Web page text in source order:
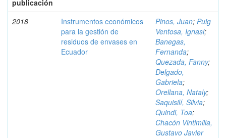
publicación
2018
Instrumentos económicos
para la gestión de
residuos de envases en
Ecuador
Pinos, Juan; Puig
Ventosa, Ignasi;
Banegas,
Fernanda;
Quezada, Fanny;
Delgado,
Gabriela;
Orellana, Nataly;
Saquisilí, Silvia;
Quindi, Toa;
Chacón Vintimilla,
Gustavo Javier